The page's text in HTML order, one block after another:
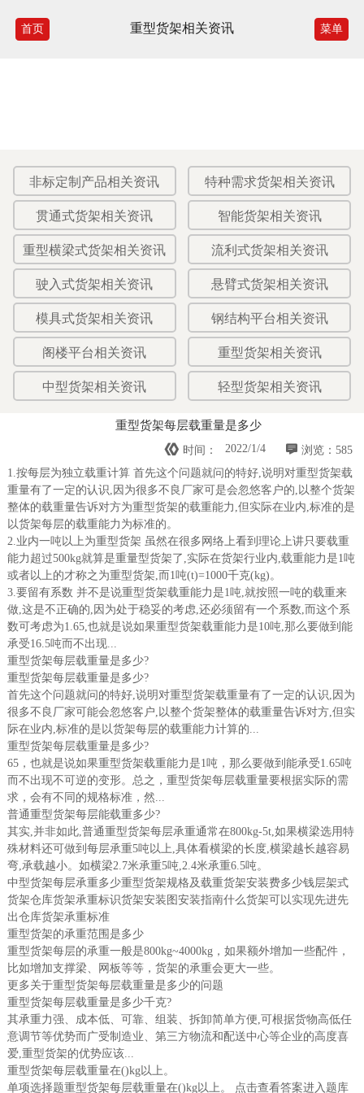
首页 重型货架相关资讯 菜单
非标定制产品相关资讯 特种需求货架相关资讯
贯通式货架相关资讯 智能货架相关资讯
重型横梁式货架相关资讯 流利式货架相关资讯
驶入式货架相关资讯 悬臂式货架相关资讯
模具式货架相关资讯 钢结构平台相关资讯
阁楼平台相关资讯 重型货架相关资讯
中型货架相关资讯 轻型货架相关资讯
重型货架每层载重量是多少
 浏览：585
 时间：
2022/1/4
1.按每层为独立载重计算 首先这个问题就问的特好,说明对重型货架载
重量有了一定的认识,因为很多不良厂家可是会忽悠客户的,以整个货架
整体的载重量告诉对方为重型货架的载重能力,但实际在业内,标准的是
以货架每层的载重能力为标准的。
2.业内一吨以上为重型货架 虽然在很多网络上看到理论上讲只要载重
能力超过500kg就算是重量型货架了,实际在货架行业内,载重能力是1吨
或者以上的才称之为重型货架,而1吨(t)=1000千克(kg)。
3.要留有系数 并不是说重型货架载重能力是1吨,就按照一吨的载重来
做,这是不正确的,因为处于稳妥的考虑,还必须留有一个系数,而这个系
数可考虑为1.65,也就是说如果重型货架载重能力是10吨,那么要做到能
承受16.5吨而不出现...
重型货架每层载重量是多少?
重型货架每层载重量是多少?
首先这个问题就问的特好,说明对重型货架载重量有了一定的认识,因为
很多不良厂家可能会忽悠客户,以整个货架整体的载重量告诉对方,但实
际在业内,标准的是以货架每层的载重能力计算的...
重型货架每层载重量是多少?
65，也就是说如果重型货架载重能力是1吨，那么要做到能承受1.65吨
而不出现不可逆的变形。总之，重型货架每层载重量要根据实际的需
求，会有不同的规格标准，然...
普通重型货架每层能载重多少?
其实,并非如此,普通重型货架每层承重通常在800kg-5t,如果横梁选用特
殊材料还可做到每层承重5吨以上,具体看横梁的长度,横梁越长越容易
弯,承载越小。如横梁2.7米承重5吨,2.4米承重6.5吨。
中型货架每层承重多少重型货架规格及载重货架安装费多少钱层架式
货架仓库货架承重标识货架安装图安装指南什么货架可以实现先进先
出仓库货架承重标准
重型货架的承重范围是多少
重型货架每层的承重一般是800kg~4000kg，如果额外增加一些配件，
比如增加支撑梁、网板等等，货架的承重会更大一些。
更多关于重型货架每层载重量是多少的问题
重型货架每层载重量是多少千克?
其承重力强、成本低、可靠、组装、拆卸简单方便,可根据货物高低任
意调节等优势而广受制造业、第三方物流和配送中心等企业的高度喜
爱,重型货架的优势应该...
重型货架每层载重量在()kg以上。
单项选择题重型货架每层载重量在()kg以上。 点击查看答案进入题库